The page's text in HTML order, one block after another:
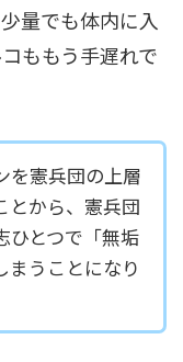
量でも体内に入
ももう手遅れで
を憲兵団の上層
とから、憲兵団
ひとつで「無垢
まうことになり